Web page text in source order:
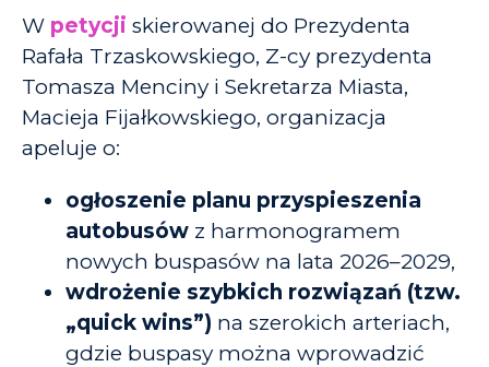
W petycji skierowanej do Prezydenta
Rafała Trzaskowskiego, Z-cy prezydenta
Tomasza Menciny i Sekretarza Miasta,
Macieja Fijałkowskiego, organizacja
apeluje o:
ogłoszenie planu przyspieszenia
autobusów z harmonogramem
nowych buspasów na lata 2026–2029,
wdrożenie szybkich rozwiązań (tzw.
„quick wins”) na szerokich arteriach,
gdzie buspasy można wprowadzić